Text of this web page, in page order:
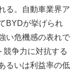
る。自動車業界ア
BYDが挙げられ
い危機感の表れで
争力に対抗する
るいは利益率の低